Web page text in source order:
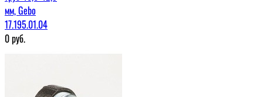
мм, Gebo
17.195.01.04
0руб.